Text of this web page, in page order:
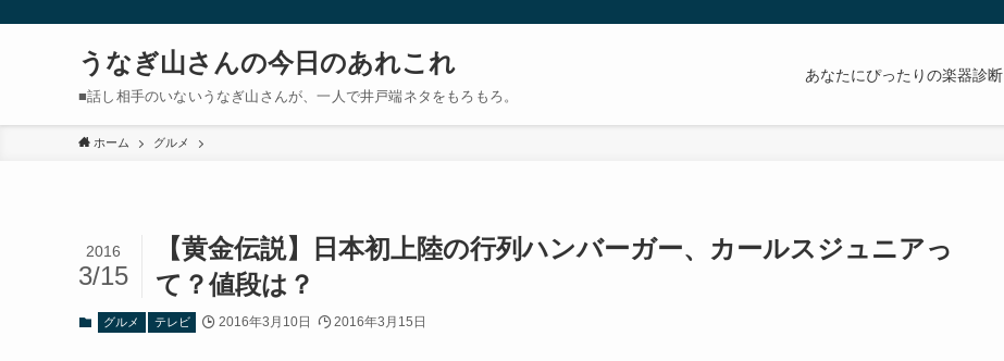
うなぎ山さんの今日のあれこれ
■話し相手のいないうなぎ山さんが、一人で井戸端ネタをもろもろ。
あなたにぴったりの楽器診断
ホーム グルメ
【黄金伝説】日本初上陸の行列ハンバーガー、カールスジュニアっ
て？値段は？
2016
3/15
グルメ テレビ 2016年3月10日 2016年3月15日